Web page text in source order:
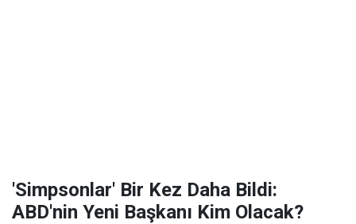
'Simpsonlar' Bir Kez Daha Bildi:
ABD'nin Yeni Başkanı Kim Olacak?